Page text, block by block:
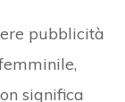
pubblicità
significa